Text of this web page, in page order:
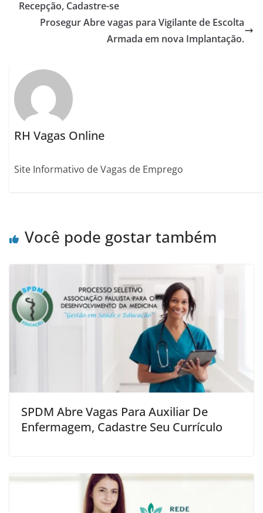
Recepção, Cadastre-se
Prosegur Abre vagas para Vigilante de Escolta
Armada em nova Implantação.
RH Vagas Online
Site Informativo de Vagas de Emprego
Você pode gostar também
SPDM Abre Vagas Para Auxiliar De
Enfermagem, Cadastre Seu Currículo